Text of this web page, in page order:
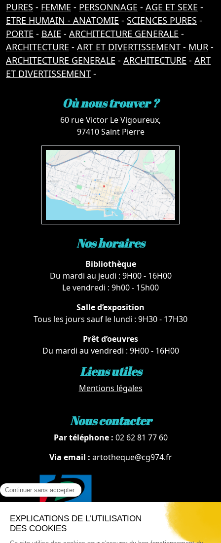
PURES - FEMME - PERSONNAGE - AGE ET SEXE -
ETRE HUMAIN - ANATOMIE - SCIENCES PURES -
PORTE - BAIE - ARCHITECTURE GENERALE -
ARCHITECTURE - ART ET DIVERTISSEMENT - MUR -
ARCHITECTURE GENERALE - ARCHITECTURE - ART
ET DIVERTISSEMENT -
Où nous trouver ?
60 rue Victor Le Vigoureux,
97410 Saint Pierre
Nos horaires
Bibliothèque
Du mardi au jeudi : 9H00 - 16H00
Le vendredi : 9h00 - 15h00
Salle d’exposition
Tous les jours sauf le lundi : 9H30 - 17H30
Prêt d’oeuvres
Du mardi au vendredi : 9H00 - 16H00
Liens utiles
Mentions légales
Nous contacter
Par téléphone : 02 62 81 77 60
Via email : artotheque@cg974.fr